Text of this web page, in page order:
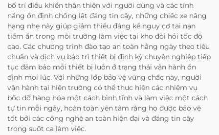
bố trí điều khiển thân thiện với người dùng và các tính
năng ổn định chống lật đáng tin cậy, những chiếc xe nâng
hạng nhẹ này giúp giảm thiểu đáng kể nguy cơ tai nạn
tiềm ẩn trong môi trường làm việc tại kho đòi hỏi tốc độ
cao. Các chương trình đào tạo an toàn hằng ngày theo tiêu
chuẩn và dịch vụ bảo trì thiết bị định kỳ chuyên nghiệp tiếp
tục đảm bảo mỗi thiết bị luôn ở trạng thái vận hành ổn
định mọi lúc. Với những lớp bảo vệ vững chắc này, người
vận hành tại hiện trường có thể thực hiện các nhiệm vụ
bốc dỡ hàng hóa một cách bình tĩnh và làm việc một cách
tự tin mỗi ngày, hoàn toàn yên tâm rằng họ được bảo vệ
tốt bởi các công nghệ an toàn hiện đại và đáng tin cậy
trong suốt ca làm việc.